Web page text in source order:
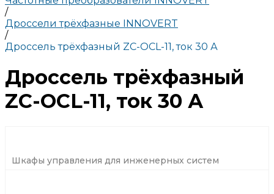
/
Дроссели трёхфазные INNOVERT
/
Дроссель трёхфазный ZC-OCL-11, ток 30 А
Дроссель трёхфазный
ZC-OCL-11, ток 30 А
Шкафы управления для инженерных систем